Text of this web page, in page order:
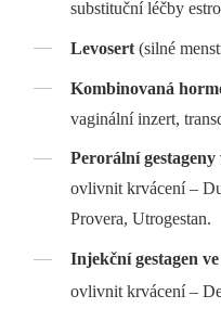
substituční léčby
Levosert (silné
Kombinovaná
vaginální inzert,
Perorální
ovlivnit krvácení –⁠
Provera, Utrogestan.
Injekční gestagen
ovlivnit krvácení –⁠